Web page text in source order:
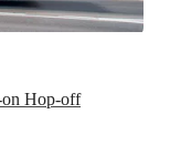
on Hop-off